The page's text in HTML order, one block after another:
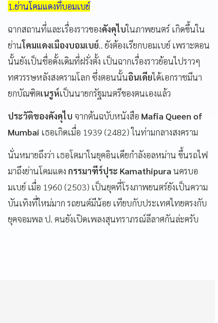
1.ย่านโคมแดงที่บอมเบย์
ฉากสถานที่และเรื่องราวของคังคุไบในภาพยนตร์ เกิดขึ้นใน
ย่านโคมแดงเมืองบอมเบย์.. ยังต้องเรียกบอมเบย์ เพราะตอน
นั้นยังเป็นชื่อดั้งเดิมที่ฝรั่งตั้ง เป็นฉากเรื่องราวย้อนไปราวๆ
ทศวรรษหลังสงครามโลก ซึ่งตอนนั้นอินเดียได้เอกราชมีนา
ยกบัณฑิตเนรูห์เป็นนายกรัฐมนตรีของตนเองแล้ว
ประวัติของคังคุไบ จากต้นฉบับหนังสือ Mafia Queen of
Mumbai เธอเกิดเมื่อ 1939 (2482) ในท่ามกลางสงคราม
นั่นหมายถึงว่า เธอโตมาในยุคอินเดียกำลังอลหม่าน ขึ้นรถไฟ
มาถึงย่านโคมแดง กรรมาฑีร์ปุระ Kamathipura นครบอ
มเบย์ เมื่อ 1960 (2503) เป็นยุคที่โรงภาพยนตร์ยังเป็นความ
บันเทิงที่ใหม่มาก รถยนต์มีน้อย เทียบกับประเทศไทยตรงกับ
ยุคจอมพล ป. คนยังเปิดเพลงสุนทราภรณ์ลีลาศกันล่ะครับ